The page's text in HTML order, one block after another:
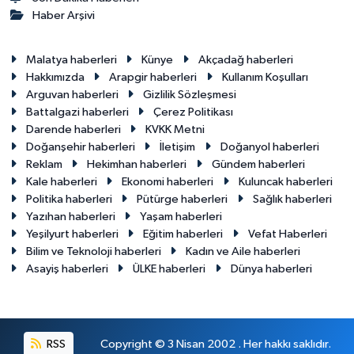
Haber Arşivi
Malatya haberleri Künye
Akçadağ haberleri
Hakkımızda
Arapgir haberleri
Kullanım Koşulları
Arguvan haberleri
Gizlilik Sözleşmesi
Battalgazi haberleri
Çerez Politikası
Darende haberleri
KVKK Metni
Doğanşehir haberleri
İletişim
Doğanyol haberleri
Reklam
Hekimhan haberleri
Gündem haberleri
Kale haberleri
Ekonomi haberleri
Kuluncak haberleri
Politika haberleri
Pütürge haberleri
Sağlık haberleri
Yazıhan haberleri
Yaşam haberleri
Yeşilyurt haberleri
Eğitim haberleri
Vefat Haberleri
Bilim ve Teknoloji haberleri
Kadın ve Aile haberleri
Asayiş haberleri
ÜLKE haberleri Dünya haberleri
RSS Copyright © 3 Nisan 2002 . Her hakkı saklıdır.